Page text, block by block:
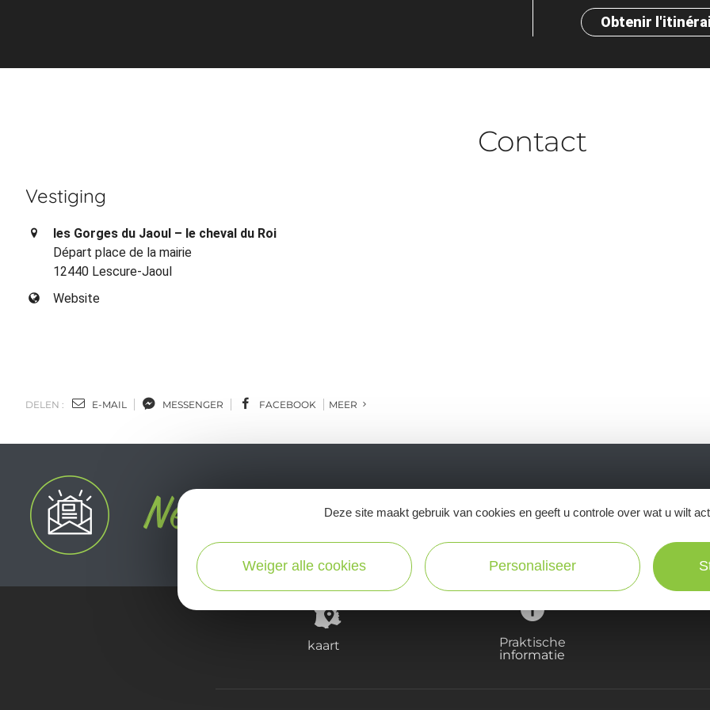
Obtenir
Contact
Vestiging
les Gorges du Jaoul – le cheval du Roi
Départ place de la mairie
12440 Lescure-Jaoul
Website
DELEN : E-MAIL MESSENGER FACEBOOK MEER
Ne manquez pas notre newsletter mensuelle
kaart
Praktische
informatie
Deze site maakt gebruik van cookies en geeft u controle over wat u wilt
Weiger alle cookies Personaliseer